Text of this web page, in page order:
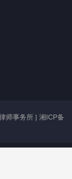
师事务所 | 湘ICP备